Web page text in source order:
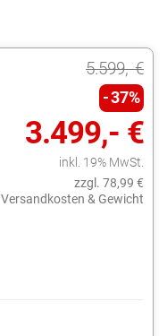
5.599,- €
37%
3.499,- €
inkl. 19% MwSt.
zzgl. 78,99 €
Versandkosten & Gewicht